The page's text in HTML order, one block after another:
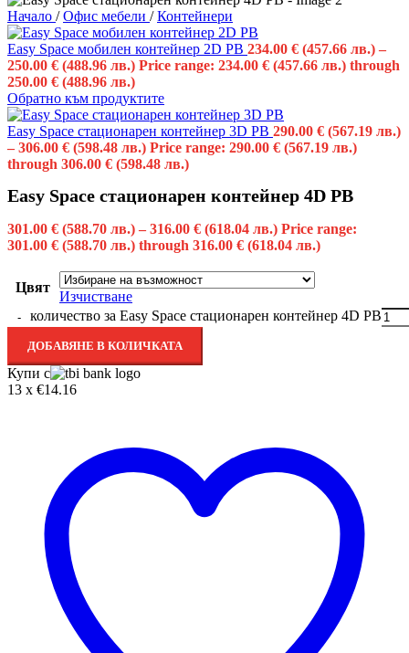
Начало / Офис мебели / Контейнери
Easy Space мобилен контейнер 2D PB 234.00 € (457.66 лв.) –
250.00 € (488.96 лв.) Price range: 234.00 € (457.66 лв.) through
250.00 € (488.96 лв.)
Обратно към продуктите
Easy Space стационарен контейнер 3D PB 290.00 € (567.19 лв.)
– 306.00 € (598.48 лв.) Price range: 290.00 € (567.19 лв.)
through 306.00 € (598.48 лв.)
Easy Space стационарен контейнер 4D PB
301.00 € (588.70 лв.) – 316.00 € (618.04 лв.) Price range:
301.00 € (588.70 лв.) through 316.00 € (618.04 лв.)
Цвят
Изчистване
количество за Easy Space стационарен контейнер 4D PB
ДОБАВЯНЕ В КОЛИЧКАТА
Купи с
13 x €14.16